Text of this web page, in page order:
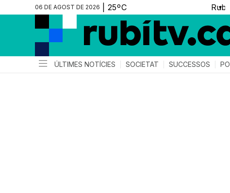
06 DE AGOST DE 2026 ▼
ÚLTIMES NOTÍCIES SOCIETAT SUCCESSOS